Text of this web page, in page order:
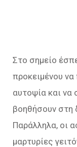
Στο σημείο
προκειμένου
αυτοψία και να
βοηθήσουν στη
Παράλληλα, οι
μαρτυρίες